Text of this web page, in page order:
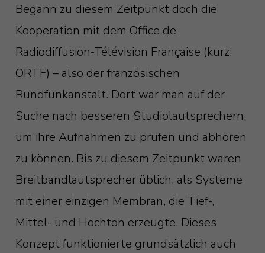
Begann zu diesem Zeitpunkt doch die
Kooperation mit dem Office de
Radiodiffusion-Télévision Française (kurz:
ORTF) – also der französischen
Rundfunkanstalt. Dort war man auf der
Suche nach besseren Studiolautsprechern,
um ihre Aufnahmen zu prüfen und abhören
zu können. Bis zu diesem Zeitpunkt waren
Breitbandlautsprecher üblich, als Systeme
mit einer einzigen Membran, die Tief-,
Mittel- und Hochton erzeugte. Dieses
Konzept funktionierte grundsätzlich auch